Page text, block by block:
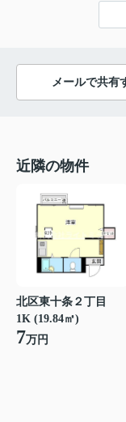
メールで共有
近隣の物件
北区東十条２丁目
1K (19.84㎡)
7万円